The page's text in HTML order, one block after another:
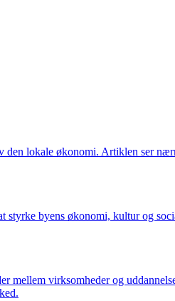
lokale økonomi. Artiklen ser
byens økonomi, kultur og
mellem virksomheder og